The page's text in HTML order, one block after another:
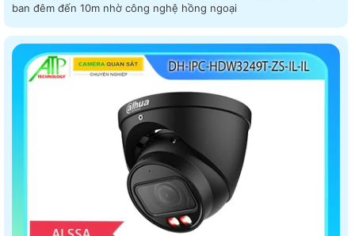
ban đêm đến 10m nhờ công nghệ hồng ngoại